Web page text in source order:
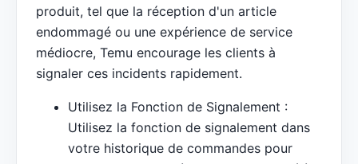
produit, tel que la réception d'un article
endommagé ou une expérience de service
médiocre, Temu encourage les clients à
signaler ces incidents rapidement.
Utilisez la Fonction de Signalement :
Utilisez la fonction de signalement dans
votre historique de commandes pour